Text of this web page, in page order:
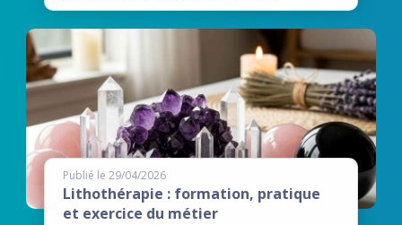
Publié le 29/04/2026
Lithothérapie : formation, pratique
et exercice du métier